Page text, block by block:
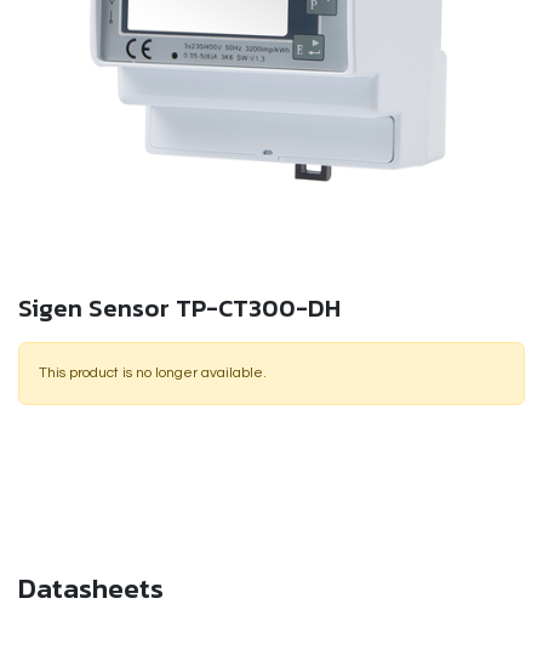
Sigen Sensor TP-CT300-DH
This product is no longer available.
Datasheets